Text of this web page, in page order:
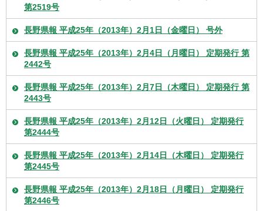
第2519号
長野県報 平成25年（2013年）2月1日（金曜日） 号外
長野県報 平成25年（2013年）2月4日（月曜日） 定期発行 第
2442号
長野県報 平成25年（2013年）2月7日（木曜日） 定期発行 第
2443号
長野県報 平成25年（2013年）2月12日（火曜日） 定期発行
第2444号
長野県報 平成25年（2013年）2月14日（木曜日） 定期発行
第2445号
長野県報 平成25年（2013年）2月18日（月曜日） 定期発行
第2446号